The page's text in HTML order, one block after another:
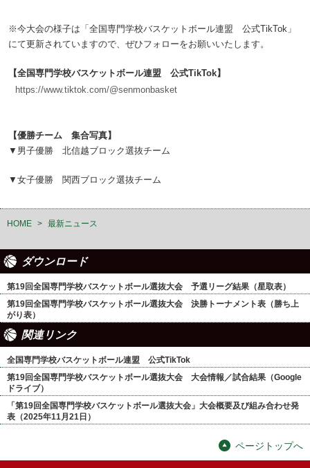
※今大会の様子は「全国専門学校バスケットボール連盟 公式TikTok」
にて更新されていますので、ぜひフォローをお願いいたします。
【全国専門学校バスケットボール連盟 公式TikTok】
https://www.tiktok.com/@senmonbasket
【優勝チーム 集合写真】
▼男子優勝 北信越ブロック選抜チーム
▼女子優勝 関西ブロック選抜チーム
HOME > 最新ニュース
ダウンロード
第19回全国専門学校バスケットボール選抜大会 予選リーグ結果（星取表）
第19回全国専門学校バスケットボール選抜大会 決勝トーナメント表（勝ち上
がり表）
関連リンク
全国専門学校バスケットボール連盟 公式TikTok
第19回全国専門学校バスケットボール選抜大会 大会情報／試合結果（Google
ドライブ）
「第19回全国専門学校バスケットボール選抜大会」大会概要及び組み合わせ発
表（2025年11月21日）
ページトップへ